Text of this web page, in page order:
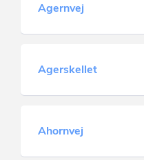
Agernvej
Agerskellet
Ahornvej